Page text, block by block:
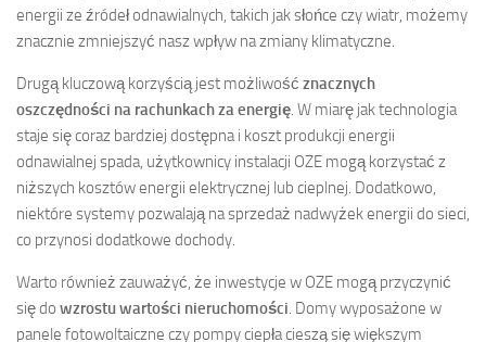
energii ze źródeł odnawialnych, takich jak słońce czy wiatr, możemy
znacznie zmniejszyć nasz wpływ na zmiany klimatyczne.
Drugą kluczową korzyścią jest możliwość znacznych
oszczędności na rachunkach za energię. W miarę jak technologia
staje się coraz bardziej dostępna i koszt produkcji energii
odnawialnej spada, użytkownicy instalacji OZE mogą korzystać z
niższych kosztów energii elektrycznej lub cieplnej. Dodatkowo,
niektóre systemy pozwalają na sprzedaż nadwyżek energii do sieci,
co przynosi dodatkowe dochody.
Warto również zauważyć, że inwestycje w OZE mogą przyczynić
się do wzrostu wartości nieruchomości. Domy wyposażone w
panele fotowoltaiczne czy pompy ciepła cieszą się większym